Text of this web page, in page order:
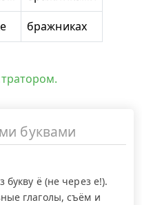
бражниках
ё (не через е!).
глаголы, съём и